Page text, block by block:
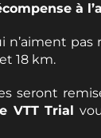
à
n’aiment pas
18 km.
seront
VTT Trial